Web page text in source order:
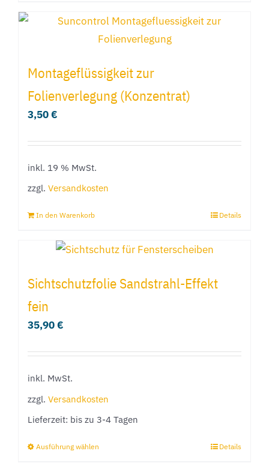
weist
mehrere
auf.
Die
Produktseite
Montageflüssigkeit zur
Folienverlegung (Konzentrat)
3,50€
inkl. 19 % MwSt.
zzgl. Versandkosten
In den Warenkorb Details
Sichtschutzfolie Sandstrahl-Effekt
fein
35,90€
inkl. MwSt.
zzgl. Versandkosten
Lieferzeit: bis zu 3-4 Tagen
Ausführung wählen Details